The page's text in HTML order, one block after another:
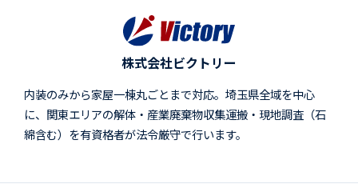
株式会社ビクトリー
内装のみから家屋一棟丸ごとまで対応。埼玉県全域を中心
に、関東エリアの解体・産業廃棄物収集運搬・現地調査（石
綿含む）を有資格者が法令厳守で行います。